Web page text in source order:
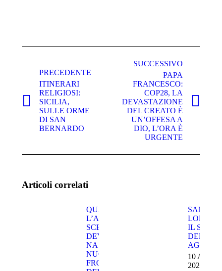
post
PRECEDENTE
Post
precedente:
ITINERARI
RELIGIOSI:
SICILIA,
SULLE ORME
DI SAN
BERNARDO
SUCCESSIVO
Prossimo
post:
PAPA
FRANCESCO:
COP28, LA
DEVASTAZIONE
DEL CREATO È
UN’OFFESA A
DIO, L’ORA È
URGENTE
Articoli correlati
QUANDO
L’ALGORITMO
SCEGLIE CHI
DEVE
NASCERE, LA
NUOVA
FRONTIERA
SAN
IL
DEL 10
AGOSTO
10 Agosto
2026